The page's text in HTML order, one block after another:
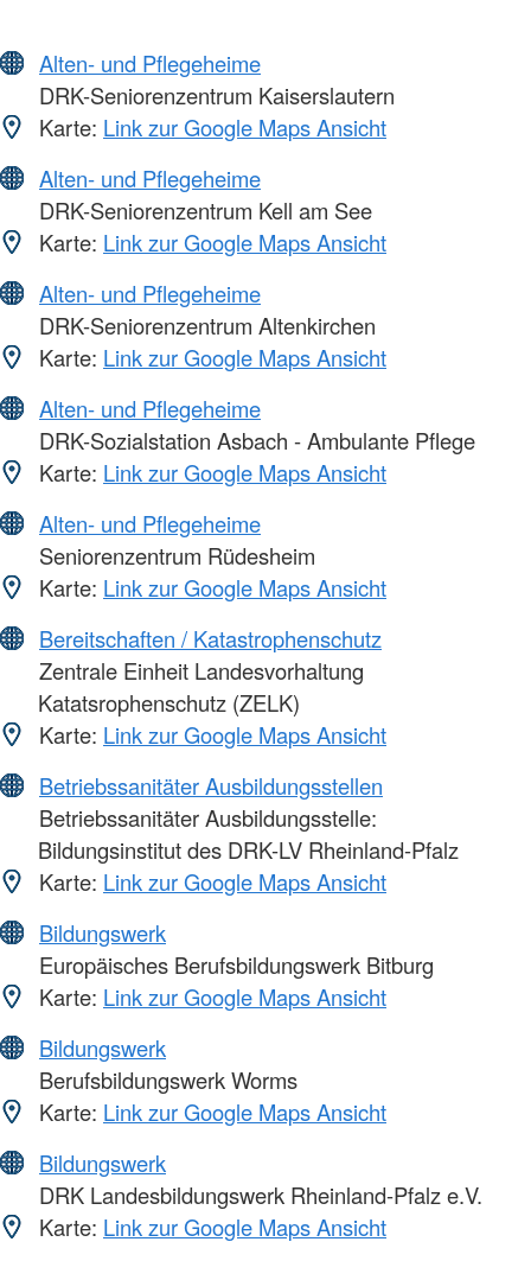
Alten- und Pflegeheime
DRK-Seniorenzentrum Kaiserslautern
Karte: Link zur Google Maps Ansicht
Alten- und Pflegeheime
DRK-Seniorenzentrum Kell am See
Karte: Link zur Google Maps Ansicht
Alten- und Pflegeheime
DRK-Seniorenzentrum Altenkirchen
Karte: Link zur Google Maps Ansicht
Alten- und Pflegeheime
DRK-Sozialstation Asbach - Ambulante Pflege
Karte: Link zur Google Maps Ansicht
Alten- und Pflegeheime
Seniorenzentrum Rüdesheim
Karte: Link zur Google Maps Ansicht
Bereitschaften / Katastrophenschutz
Zentrale Einheit Landesvorhaltung
Katatsrophenschutz (ZELK)
Karte: Link zur Google Maps Ansicht
Betriebssanitäter Ausbildungsstellen
Betriebssanitäter Ausbildungsstelle:
Bildungsinstitut des DRK-LV Rheinland-Pfalz
Karte: Link zur Google Maps Ansicht
Bildungswerk
Europäisches Berufsbildungswerk Bitburg
Karte: Link zur Google Maps Ansicht
Bildungswerk
Berufsbildungswerk Worms
Karte: Link zur Google Maps Ansicht
Bildungswerk
DRK Landesbildungswerk Rheinland-Pfalz e.V.
Karte: Link zur Google Maps Ansicht